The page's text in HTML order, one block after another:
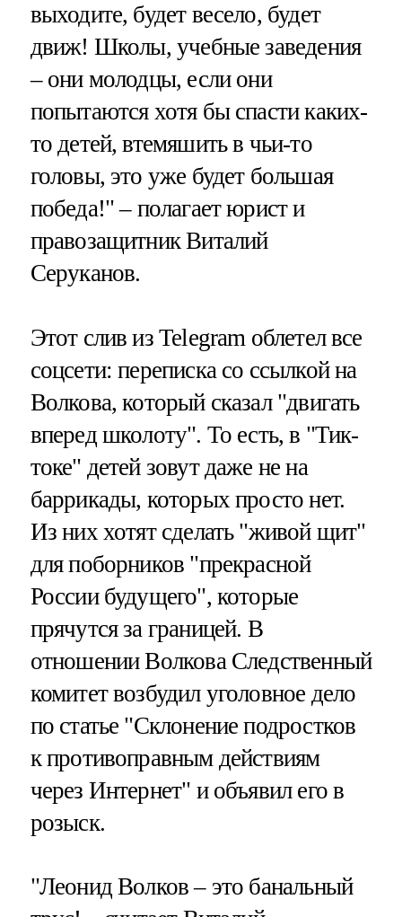
выходите, будет весело, будет
движ! Школы, учебные заведения
– они молодцы, если они
попытаются хотя бы спасти каких-
то детей, втемяшить в чьи-то
головы, это уже будет большая
победа!" – полагает юрист и
правозащитник Виталий
Серуканов.
Этот слив из Telegram облетел все
соцсети: переписка со ссылкой на
Волкова, который сказал "двигать
вперед школоту". То есть, в "Тик-
токе" детей зовут даже не на
баррикады, которых просто нет.
Из них хотят сделать "живой щит"
для поборников "прекрасной
России будущего", которые
прячутся за границей. В
отношении Волкова Следственный
комитет возбудил уголовное дело
по статье "Склонение подростков
к противоправным действиям
через Интернет" и объявил его в
розыск.
"Леонид Волков – это банальный